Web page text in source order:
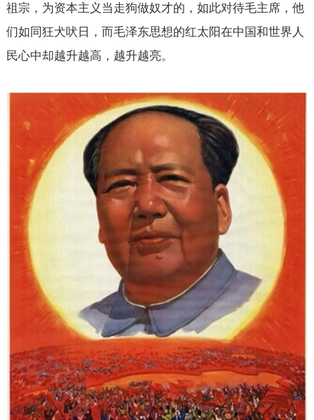
祖宗，为资本主义当走狗做奴才的，如此对待毛主席，他
们如同狂犬吠日，而毛泽东思想的红太阳在中国和世界人
民心中却越升越高，越升越亮。